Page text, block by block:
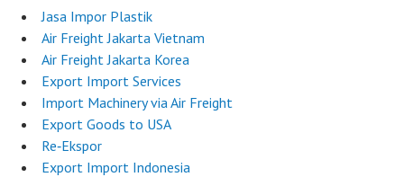
Jasa Impor Plastik
Air Freight Jakarta Vietnam
Air Freight Jakarta Korea
Export Import Services
Import Machinery via Air Freight
Export Goods to USA
Re‑Ekspor
Export Import Indonesia